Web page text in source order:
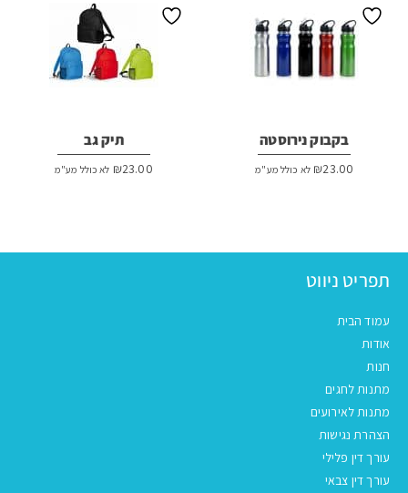
בקבוק נירוסטה
₪23.00 לא כולל מע"מ
תיק גב
₪23.00 לא כולל מע"מ
תפריט ניווט
עמוד הבית
אודות
חנות
מתנות לחגים
מתנות לאירועים
הצהרת נגישות
עורך דין פלילי
עורך דין צבאי